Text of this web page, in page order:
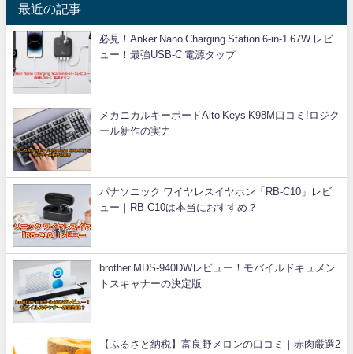
最近の記事
必見！Anker Nano Charging Station 6-in-1 67W レビ
ュー！最強USB-C 電源タップ
メカニカルキーボードAlto Keys K98M口コミ!ロジク
ール新作の実力
パナソニック ワイヤレスイヤホン「RB-C10」レビ
ュー｜RB-C10は本当におすすめ？
brother MDS-940DWレビュー！モバイルドキュメン
トスキャナーの決定版
【ふるさと納税】富良野メロンの口コミ｜赤肉厳選2